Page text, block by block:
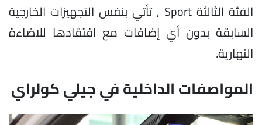
الفئة الثالثة Sport , تأتي بنفس التجهيزات الخارجية
السابقة بدون أي إضافات مع افتقادها للاضاءة
النهارية.
المواصفات الداخلية في جيلي كولراي